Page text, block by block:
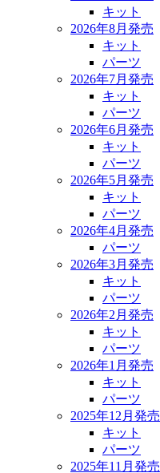
キット
2026年8月発売
キット
パーツ
2026年7月発売
キット
パーツ
2026年6月発売
キット
パーツ
2026年5月発売
キット
パーツ
2026年4月発売
パーツ
2026年3月発売
キット
パーツ
2026年2月発売
キット
パーツ
2026年1月発売
キット
パーツ
2025年12月発売
キット
パーツ
2025年11月発売